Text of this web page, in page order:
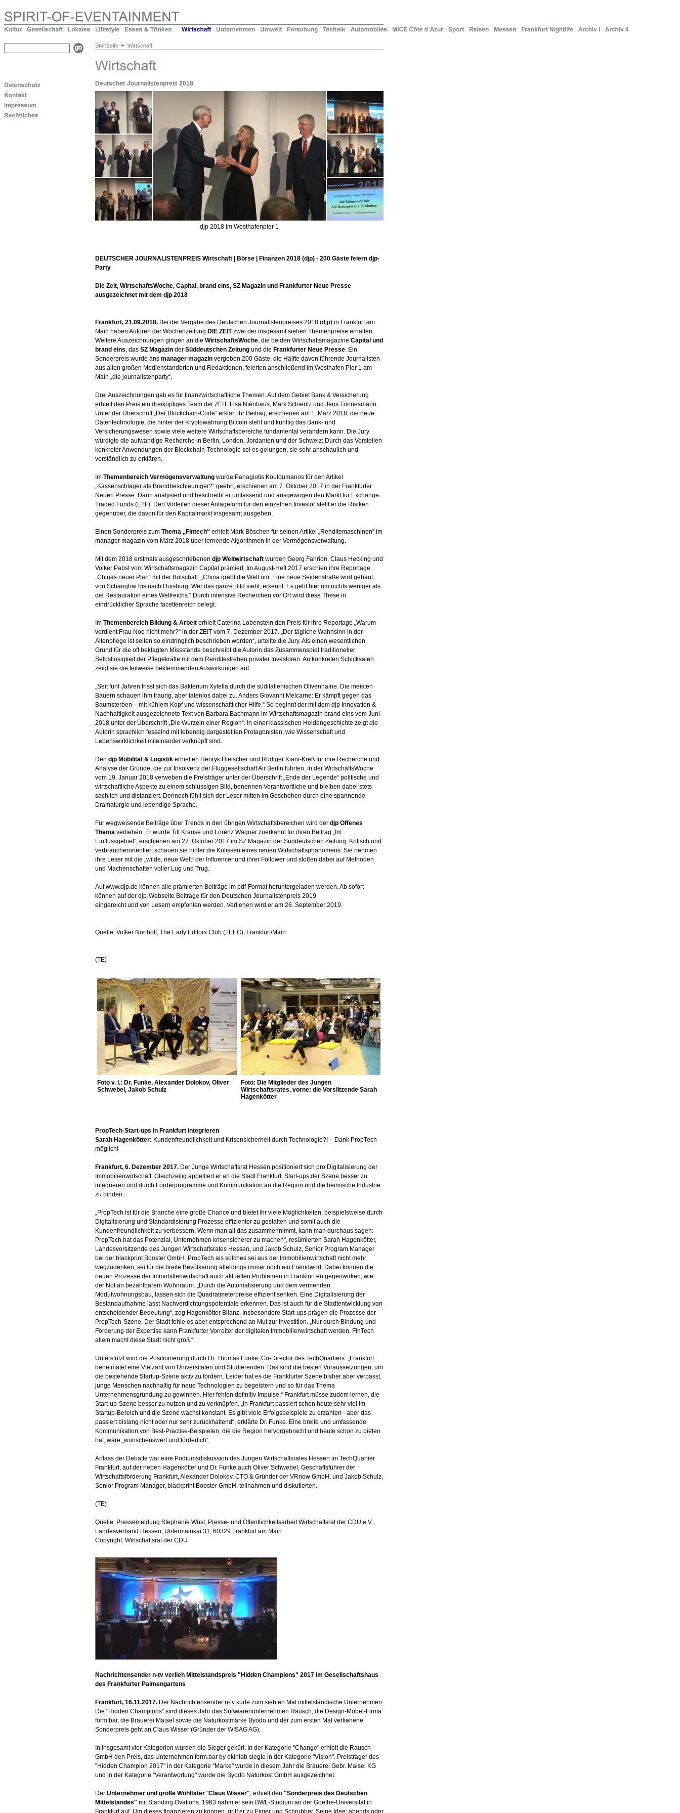
Startseite Wirtschaft
Deutscher Journalistenpreis 2018
djp 2018 im Westhafenpier 1
DEUTSCHER JOURNALISTENPREIS Wirtschaft | Börse | Finanzen 2018 (djp) - 200 Gäste feiern djp-
Party
Die Zeit, WirtschaftsWoche, Capital, brand eins, SZ Magazin und Frankfurter Neue Presse
ausgezeichnet mit dem djp 2018
Frankfurt, 21.09.2018. Bei der Vergabe des Deutschen Journalistenpreises 2018 (djp) in Frankfurt am
Main haben Autoren der Wochenzeitung DIE ZEITzwei der insgesamt sieben Themenpreise erhalten.
Weitere Auszeichnungen gingen an die WirtschaftsWoche , die beiden Wirtschaftsmagazine Capital und
brand eins , das SZ Magazin der Süddeutschen Zeitung und die Frankfurter Neue Presse . Ein
Sonderpreis wurde ans manager magazin vergeben.200 Gäste, die Hälfte davon führende Journalisten
aus allen großen Medienstandorten und Redaktionen, feierten anschließend im Westhafen Pier 1 am
Main „die journalistenparty“.
Drei Auszeichnungen gab es für finanzwirtschaftliche Themen. Auf dem Gebiet Bank & Versicherung
erhielt den Preis ein dreiköpfiges Team der ZEIT: Lisa Nienhaus, Mark Schieritz und Jens Tönnesmann.
Unter der Überschrift „Der Blockchain-Code“ erklärt ihr Beitrag, erschienen am 1. März 2018, die neue
Datentechnologie, die hinter der Kryptowährung Bitcoin steht und künftig das Bank- und
Versicherungswesen sowie viele weitere Wirtschaftsbereiche fundamental verändern kann. Die Jury
würdigte die aufwändige Recherche in Berlin, London, Jordanien und der Schweiz: Durch das Vorstellen
konkreter Anwendungen der Blockchain-Technologie sei es gelungen, sie sehr anschaulich und
verständlich zu erklären.
Im Themenbereich Vermögensverwaltung wurde Panagiotis Koutoumanos für den Artikel
„Kassenschlager als Brandbeschleuniger?“ geehrt, erschienen am 7. Oktober 2017 in der Frankfurter
Neuen Presse. Darin analysiert und beschreibt er umfassend und ausgewogen den Markt für Exchange
Traded Funds (ETF). Den Vorteilen dieser Anlageform für den einzelnen Investor stellt er die Risiken
gegenüber, die davon für den Kapitalmarkt insgesamt ausgehen.
Einen Sonderpreis zum Thema „Fintech“ erhielt Mark Böschen für seinen Artikel „Renditemaschinen“ im
manager magazin vom März 2018 über lernende Algorithmen in der Vermögensverwaltung.
Mit dem 2018 erstmals ausgeschriebenen djp Weltwirtschaft wurden Georg Fahrion, Claus Hecking und
Volker Pabst vom Wirtschaftsmagazin Capital prämiert. Im August-Heft 2017 erschien ihre Reportage
„Chinas neuer Plan“ mit der Botschaft: „China gräbt die Welt um. Eine neue Seidenstraße wird gebaut,
von Schanghai bis nach Duisburg. Wer das ganze Bild sieht, erkennt: Es geht hier um nichts weniger als
die Restauration eines Weltreichs.“ Durch intensive Recherchen vor Ort wird diese These in
eindrücklicher Sprache facettenreich belegt.
Im Themenbereich Bildung & Arbeit erhielt Caterina Lobenstein den Preis für ihre Reportage „Warum
verdient Frau Noe nicht mehr?“ in der ZEIT vom 7. Dezember 2017. „Der tägliche Wahnsinn in der
Altenpflege ist selten so eindringlich beschrieben worden“, urteilte die Jury. Als einen wesentlichen
Grund für die oft beklagten Missstände beschreibt die Autorin das Zusammenspiel traditioneller
Selbstlosigkeit der Pflegekräfte mit dem Renditestreben privater Investoren. An konkreten Schicksalen
zeigt sie die teilweise beklemmenden Auswirkungen auf.
„Seit fünf Jahren frisst sich das Bakterium Xylella durch die süditalienischen Olivenhaine. Die meisten
Bauern schauen ihm traurig, aber tatenlos dabei zu. Anders Giovanni Melcarne: Er kämpft gegen das
Baumsterben – mit kühlem Kopf und wissenschaftlicher Hilfe.“ So beginnt der mit dem djp Innovation &
Nachhaltigkeit ausgezeichnete Text von Barbara Bachmann im Wirtschaftsmagazin brand eins vom Juni
2018 unter der Überschrift „Die Wurzeln einer Region“. In einer klassischen Heldengeschichte zeigt die
Autorin sprachlich fesselnd mit lebendig dargestellten Protagonisten, wie Wissenschaft und
Lebenswirklichkeit miteinander verknüpft sind.
Den djp Mobilität & Logistik erhielten Henryk Hielscher und Rüdiger Kiani-Kreß für ihre Recherche und
Analyse der Gründe, die zur Insolvenz der Fluggesellschaft Air Berlin führten. In der WirtschaftsWoche
vom 19. Januar 2018 verweben die Preisträger unter der Überschrift „Ende der Legende“ politische und
wirtschaftliche Aspekte zu einem schlüssigen Bild, benennen Verantwortliche und bleiben dabei stets
sachlich und distanziert. Dennoch fühlt sich der Leser mitten im Geschehen durch eine spannende
Dramaturgie und lebendige Sprache.
Für wegweisende Beiträge über Trends in den übrigen Wirtschaftsbereichen wird der djp Offenes
Thema verliehen. Er wurde Till Krause und Lorenz Wagner zuerkannt für ihren Beitrag „Im
Einflussgebiet“, erschienen am 27. Oktober 2017 im SZ Magazin der Süddeutschen Zeitung. Kritisch und
verbraucherorientiert schauen sie hinter die Kulissen eines neuen Wirtschaftsphänomens: Sie nehmen
ihre Leser mit die „wilde, neue Welt“ der Influencer und ihrer Follower und stoßen dabei auf Methoden
und Machenschaften voller Lug und Trug.
Auf www.djp.de können alle prämierten Beiträge im pdf-Format heruntergeladen werden. Ab sofort
können auf der djp-Webseite Beiträge für den Deutschen Journalistenpreis 2019
eingereicht und von Lesern empfohlen werden. Verliehen wird er am 26. September 2019.
Quelle: Volker Northoff, The Early Editors Club (TEEC), Frankfurt/Main
(TE)
Foto v. l.: Dr. Funke, Alexander Dolokov, Oliver
Schwebel, Jakob Schulz
Foto: Die Mitglieder des Jungen
Wirtschaftsrates, vorne: die Vorsiitzende Sarah
Hagenkötter
PropTech-Start-ups in Frankfurt integrieren
Sarah Hagenkötter: Kundenfreundlichkeit und Krisensicherheit durch Technologie?! – Dank PropTech
möglich!
Frankfurt, 6. Dezember 2017. Der Junge Wirtschaftsrat Hessen positioniert sich pro Digitalisierung der
Immobilienwirtschaft. Gleichzeitig appelliert er an die Stadt Frankfurt, Start-ups der Szene besser zu
integrieren und durch Förderprogramme und Kommunikation an die Region und die heimische Industrie
zu binden.
„PropTech ist für die Branche eine große Chance und bietet ihr viele Möglichkeiten, beispielsweise durch
Digitalisierung und Standardisierung Prozesse effizienter zu gestalten und somit auch die
Kundenfreundlichkeit zu verbessern. Wenn man all das zusammennimmt, kann man durchaus sagen:
PropTech hat das Potenzial, Unternehmen krisensicherer zu machen“, resümierten Sarah Hagenkötter,
Landesvorsitzende des Jungen Wirtschaftsrates Hessen, und Jakob Schulz, Senior Program Manager
bei der blackprint Booster GmbH. PropTech als solches sei aus der Immobilienwirtschaft nicht mehr
wegzudenken, sei für die breite Bevölkerung allerdings immer noch ein Fremdwort. Dabei können die
neuen Prozesse der Immobilienwirtschaft auch aktuellen Problemen in Frankfurt entgegenwirken, wie
der Not an bezahlbarem Wohnraum. „Durch die Automatisierung und dem vermehrten
Modulwohnungsbau, lassen sich die Quadratmeterpreise effizient senken. Eine Digitalisierung der
Bestandaufnahme lässt Nachverdichtungspotentiale erkennen. Das ist auch für die Stadtentwicklung von
entscheidender Bedeutung“, zog Hagenkötter Bilanz. Insbesondere Start-ups prägen die Prozesse der
PropTech-Szene. Der Stadt fehle es aber entsprechend an Mut zur Investition. „Nur durch Bindung und
Förderung der Expertise kann Frankfurter Vorreiter der digitalen Immobilienwirtschaft werden. FinTech
allein macht diese Stadt nicht groß.“
Unterstützt wird die Positionierung durch Dr. Thomas Funke, Co-Director des TechQuartiers: „Frankfurt
beheimatet eine Vielzahl von Universitäten und Studierenden. Das sind die besten Voraussetzungen, um
die bestehende Startup-Szene aktiv zu fördern. Leider hat es die Frankfurter Szene bisher aber verpasst,
junge Menschen nachhaltig für neue Technologien zu begeistern und so für das Thema
Unternehmensgründung zu gewinnen. Hier fehlen definitiv Impulse.“ Frankfurt müsse zudem lernen, die
Start-up-Szene besser zu nutzen und zu verknüpfen. „In Frankfurt passiert schon heute sehr viel im
Startup-Bereich und die Szene wächst konstant. Es gibt viele Erfolgsbeispiele zu erzählen - aber das
passiert bislang nicht oder nur sehr zurückhaltend“, erklärte Dr. Funke. Eine breite und umfassende
Kommunikation von Best-Practise-Beispielen, die die Region hervorgebracht und heute schon zu bieten
hat, wäre „wünschenswert und förderlich“.
Anlass der Debatte war eine Podiumsdiskussion des Jungen Wirtschaftsrates Hessen im TechQuartier
Frankfurt, auf der neben Hagenkötter und Dr. Funke auch Oliver Schwebel, Geschäftsführer der
Wirtschaftsförderung Frankfurt, Alexander Dolokov, CTO & Gründer der VRnow GmbH, und Jakob Schulz,
Senior Program Manager, blackprint Booster GmbH, teilnahmen und diskutierten.
(TE)
Quelle: Pressemeldung Stephanie Wüst, Presse- und Öffentlichkeitsarbeit Wirtschaftsrat der CDU e.V.,
Landesverband Hessen, Untermainkai 31; 60329 Frankfurt am Main.
Copyright: Wirtschaftsrat der CDU
Nachrichtensender n-tv verlieh Mittelstandspreis "Hidden Champions" 2017 im Gesellschaftshaus
des Frankfurter Palmengartens
Frankfurt, 16.11.2017. Der Nachrichtensender n-tv kürte zum siebten Mal mittelständische Unternehmen.
Die "Hidden Champions" sind dieses Jahr das Süßwarenunternehmen Rausch, die Design-Möbel-Firma
form.bar, die Brauerei Maisel sowie die Naturkostmarke Byodo und der zum ersten Mal verliehene
Sonderpreis geht an Claus Wisser (Gründer der WISAG AG).
In insgesamt vier Kategorien wurden die Sieger gekürt. In der Kategorie "Change" erhielt die Rausch
GmbH den Preis, das Unternehmen form.bar by okinlab siegte in der Kategorie "Vision". Preisträger des
"Hidden Champion 2017" in der Kategorie "Marke" wurde in diesem Jahr die Brauerei Gebr. Maisel KG
und in der Kategorie "Verantwortung" wurde die Byodo Naturkost GmbH ausgezeichnet.
Der Unternehmer und große Wohltäter "Claus Wisser" , erhielt den "Sonderpreis des Deutschen
Mittelstandes" mit Standing Ovations. 1963 nahm er sein BWL-Studium an der Goethe-Universität in
Frankfurt auf. Um dieses finanzieren zu können, griff er zu Eimer und Schrubber. Seine Idee: abends oder